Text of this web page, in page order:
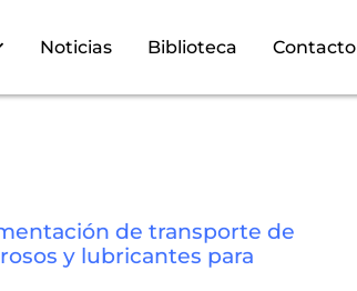
Noticias Biblioteca Contacto
de transporte de
y lubricantes para